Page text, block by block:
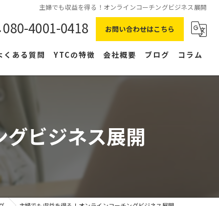
主婦でも収益を得る！オンラインコーチングビジネス展開
080-4001-0418 お問い合わせはこちら
くある質問 YTCの特徴
副業
右脳
会社概要 ブログ コラム
ビジネス展開